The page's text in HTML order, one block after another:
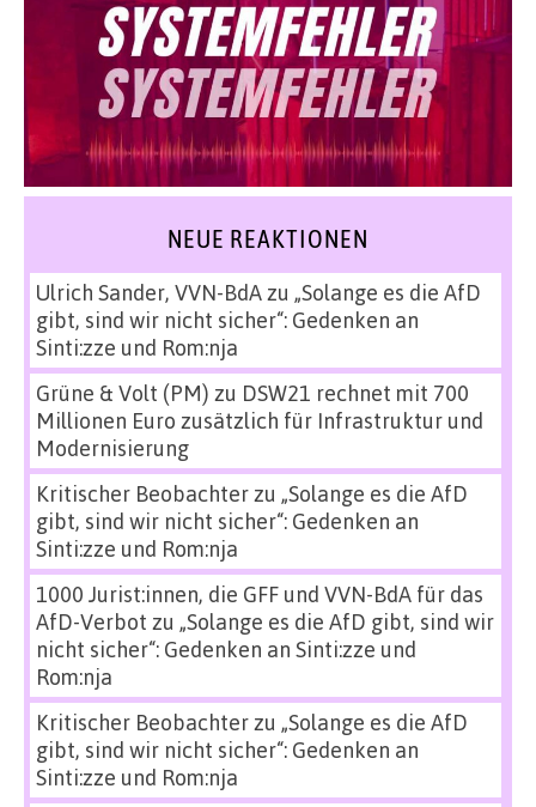
NEUE REAKTIONEN
Ulrich Sander, VVN-BdAzu „Solange es die AfD
gibt, sind wir nicht sicher“: Gedenken an
Sinti:zze und Rom:nja
Grüne & Volt (PM) zu DSW21 rechnet mit 700
Millionen Euro zusätzlich für Infrastruktur und
Modernisierung
Kritischer Beobachterzu „Solange es die AfD
gibt, sind wir nicht sicher“: Gedenken an
Sinti:zze und Rom:nja
1000 Jurist:innen, die GFF und VVN-BdA für das
AfD-Verbot zu „Solange es die AfD gibt, sind wir
nicht sicher“: Gedenken an Sinti:zze und
Rom:nja
Kritischer Beobachterzu „Solange es die AfD
gibt, sind wir nicht sicher“: Gedenken an
Sinti:zze und Rom:nja